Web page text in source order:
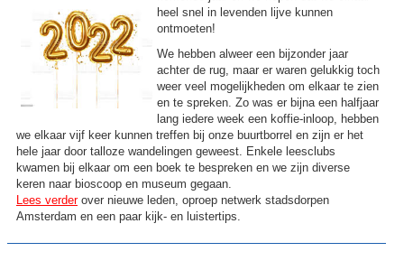
heel snel in levenden lijve kunnen
ontmoeten!
We hebben alweer een bijzonder jaar
achter de rug, maar er waren gelukkig toch
weer veel mogelijkheden om elkaar te zien
en te spreken. Zo was er bijna een halfjaar
lang iedere week een koffie-inloop, hebben
we elkaar vijf keer kunnen treffen bij onze buurtborrel en zijn er het
hele jaar door talloze wandelingen geweest. Enkele leesclubs
kwamen bij elkaar om een boek te bespreken en we zijn diverse
keren naar bioscoop en museum gegaan.
Lees verderover nieuwe leden, oproep netwerk stadsdorpen
Amsterdam en een paar kijk- en luistertips.